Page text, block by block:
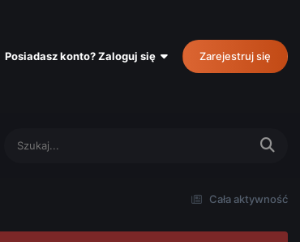
Posiadasz konto? Zaloguj się Zarejestruj się
Cała aktywność